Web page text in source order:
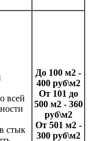
всей
стык
До 100 м2 -
400 руб\м2
От 101 до
500 м2 - 360
руб\м2
От 501 м2 -
300 руб\м2